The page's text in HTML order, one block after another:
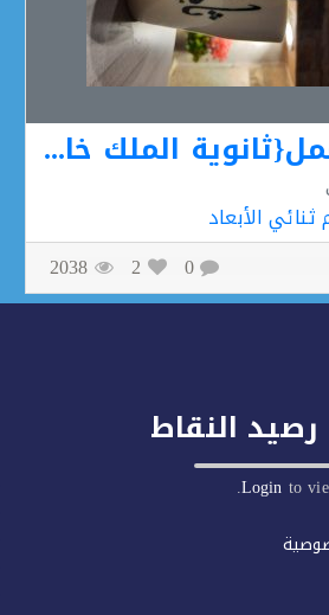
ورشة عمل{ثانوية الملك خالد}
الأبعاد
0
رصيد النقاط
Login to